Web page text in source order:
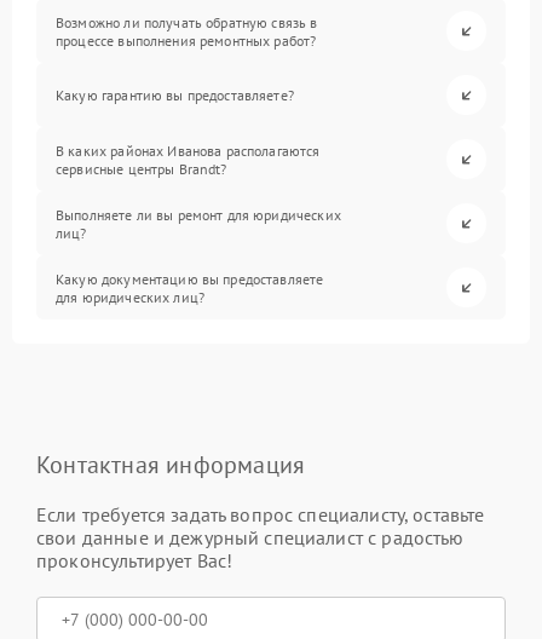
Возможно ли получать обратную связь в
процессе выполнения ремонтных работ?
Какую гарантию вы предоставляете?
В каких районах Иванова располагаются
сервисные центры Brandt?
Выполняете ли вы ремонт для юридических
лиц?
Какую документацию вы предоставляете
для юридических лиц?
Контактная информация
Если требуется задать вопрос специалисту, оставьте
свои данные и дежурный специалист с радостью
проконсультирует Вас!